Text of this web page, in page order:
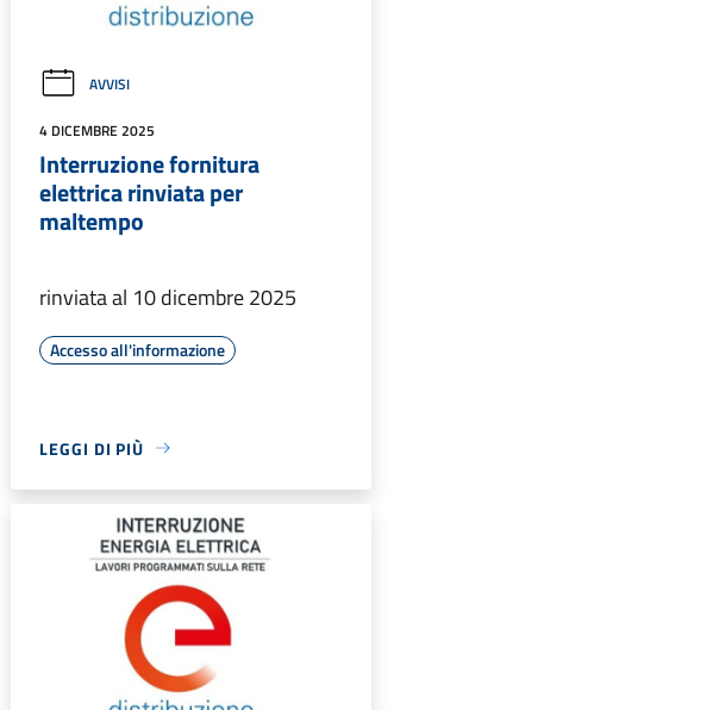
AVVISI
4 DICEMBRE 2025
Interruzione fornitura
elettrica rinviata per
maltempo
rinviata al 10 dicembre 2025
Accesso all'informazione
LEGGI DI PIÙ